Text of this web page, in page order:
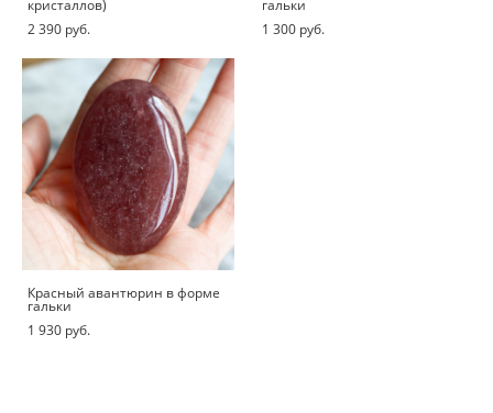
кристаллов)
2 390 pуб.
гальки
1 300 pуб.
Красный авантюрин в форме
гальки
1 930 pуб.